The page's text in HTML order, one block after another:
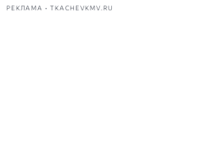
РЕКЛАМА • TKACHEVKMV.RU